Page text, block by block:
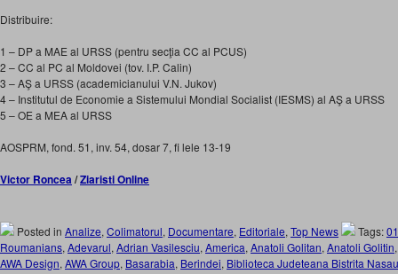
Distribuire:
1 – DP a MAE al URSS (pentru secţia CC al PCUS)
2 – CC al PC al Moldovei (tov. I.P. Calin)
3 – AŞ a URSS (academicianului V.N. Jukov)
4 – Institutul de Economie a Sistemului Mondial Socialist (IESMS) al AŞ a URSS
5 – OE a MEA al URSS
AOSPRM, fond. 51, inv. 54, dosar 7, fi lele 13-19
Victor Roncea/Ziaristi Online
Posted in Analize, Colimatorul, Documentare, Editoriale, Top News Tags:
Roumanians, Adevarul, Adrian Vasilesciu, America, Anatoli Golitan, Anatoli Golitin
AWA Design, AWA Group, Basarabia, Berindei, Biblioteca Judeteana Bistrita